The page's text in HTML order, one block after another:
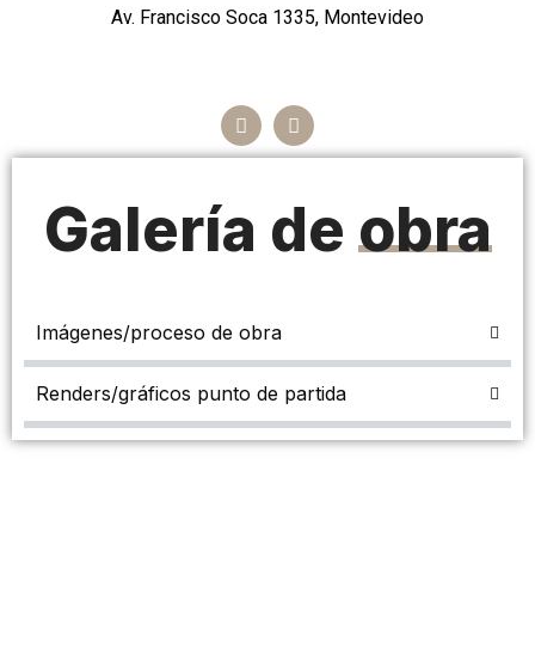
Av. Francisco Soca 1335, Montevideo
Galería de obra
Imágenes/proceso de obra
Renders/gráficos punto de partida